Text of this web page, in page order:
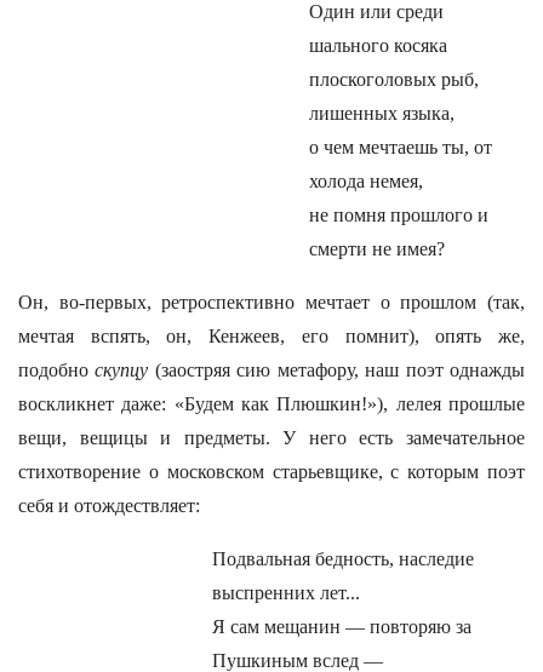
Один или среди
шального косяка
плоскоголовых рыб,
лишенных языка,
о чем мечтаешь ты, от
холода немея,
не помня прошлого и
смерти не имея?
Он, во-первых, ретроспективно мечтает о прошлом (так,
мечтая вспять, он, Кенжеев, его помнит), опять же,
подобноскупцу (заостряя сию метафору, наш поэт однажды
воскликнет даже: «Будем как Плюшкин!»), лелея прошлые
вещи, вещицы и предметы. У него есть замечательное
стихотворение о московском старьевщике, с которым поэт
себя и отождествляет:
Подвальная бедность, наследие
выспренних лет...
Я сам мещанин — повторяю за
Пушкиным вслед —